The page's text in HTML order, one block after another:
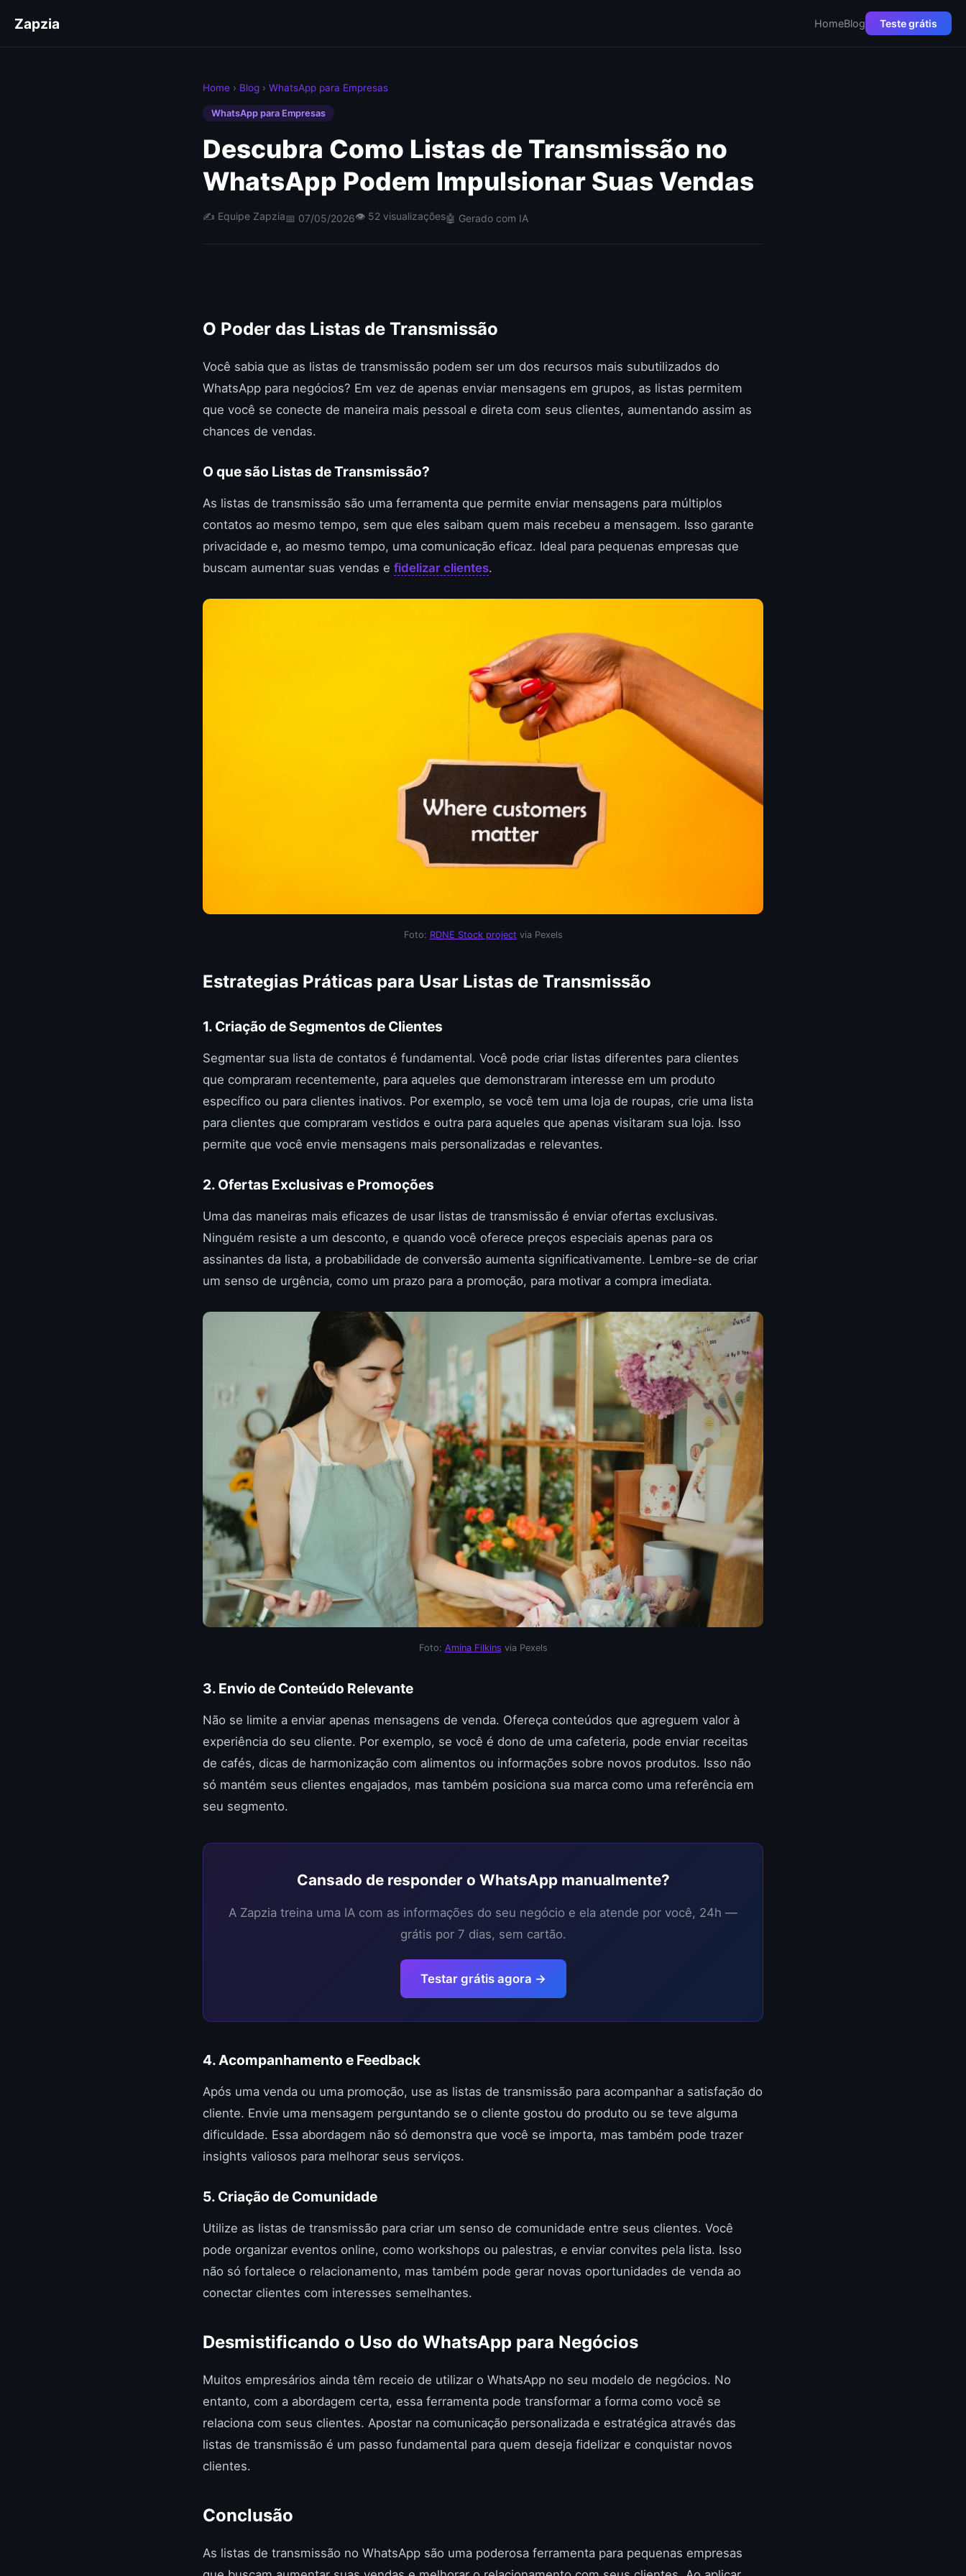
Zapzia HomeBlog Teste grátis
Home › Blog › WhatsApp para Empresas
WhatsApp para Empresas
Descubra Como Listas de Transmissão no
WhatsApp Podem Impulsionar Suas Vendas
✍️ Equipe Zapzia📅 07/05/2026👁 52 visualizações🤖 Gerado com IA
O Poder das Listas de Transmissão
Você sabia que as listas de transmissão podem ser um dos recursos mais subutilizados do
WhatsApp para negócios? Em vez de apenas enviar mensagens em grupos, as listas permitem
que você se conecte de maneira mais pessoal e direta com seus clientes, aumentando assim as
chances de vendas.
O que são Listas de Transmissão?
As listas de transmissão são uma ferramenta que permite enviar mensagens para múltiplos
contatos ao mesmo tempo, sem que eles saibam quem mais recebeu a mensagem. Isso garante
privacidade e, ao mesmo tempo, uma comunicação eficaz. Ideal para pequenas empresas que
buscam aumentar suas vendas e fidelizar clientes.
Foto: RDNE Stock project via Pexels
Estrategias Práticas para Usar Listas de Transmissão
1. Criação de Segmentos de Clientes
Segmentar sua lista de contatos é fundamental. Você pode criar listas diferentes para clientes
que compraram recentemente, para aqueles que demonstraram interesse em um produto
específico ou para clientes inativos. Por exemplo, se você tem uma loja de roupas, crie uma lista
para clientes que compraram vestidos e outra para aqueles que apenas visitaram sua loja. Isso
permite que você envie mensagens mais personalizadas e relevantes.
2. Ofertas Exclusivas e Promoções
Uma das maneiras mais eficazes de usar listas de transmissão é enviar ofertas exclusivas.
Ninguém resiste a um desconto, e quando você oferece preços especiais apenas para os
assinantes da lista, a probabilidade de conversão aumenta significativamente. Lembre-se de criar
um senso de urgência, como um prazo para a promoção, para motivar a compra imediata.
Foto: Amina Filkins via Pexels
3. Envio de Conteúdo Relevante
Não se limite a enviar apenas mensagens de venda. Ofereça conteúdos que agreguem valor à
experiência do seu cliente. Por exemplo, se você é dono de uma cafeteria, pode enviar receitas
de cafés, dicas de harmonização com alimentos ou informações sobre novos produtos. Isso não
só mantém seus clientes engajados, mas também posiciona sua marca como uma referência em
seu segmento.
Cansado de responder o WhatsApp manualmente?
A Zapzia treina uma IA com as informações do seu negócio e ela atende por você, 24h —
grátis por 7 dias, sem cartão.
Testar grátis agora →
4. Acompanhamento e Feedback
Após uma venda ou uma promoção, use as listas de transmissão para acompanhar a satisfação do
cliente. Envie uma mensagem perguntando se o cliente gostou do produto ou se teve alguma
dificuldade. Essa abordagem não só demonstra que você se importa, mas também pode trazer
insights valiosos para melhorar seus serviços.
5. Criação de Comunidade
Utilize as listas de transmissão para criar um senso de comunidade entre seus clientes. Você
pode organizar eventos online, como workshops ou palestras, e enviar convites pela lista. Isso
não só fortalece o relacionamento, mas também pode gerar novas oportunidades de venda ao
conectar clientes com interesses semelhantes.
Desmistificando o Uso do WhatsApp para Negócios
Muitos empresários ainda têm receio de utilizar o WhatsApp no seu modelo de negócios. No
entanto, com a abordagem certa, essa ferramenta pode transformar a forma como você se
relaciona com seus clientes. Apostar na comunicação personalizada e estratégica através das
listas de transmissão é um passo fundamental para quem deseja fidelizar e conquistar novos
clientes.
Conclusão
As listas de transmissão no WhatsApp são uma poderosa ferramenta para pequenas empresas